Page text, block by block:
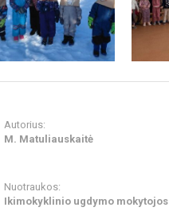
Autorius:
M. Matuliauskaitė
Nuotraukos:
Ikimokyklinio ugdymo mokytojos